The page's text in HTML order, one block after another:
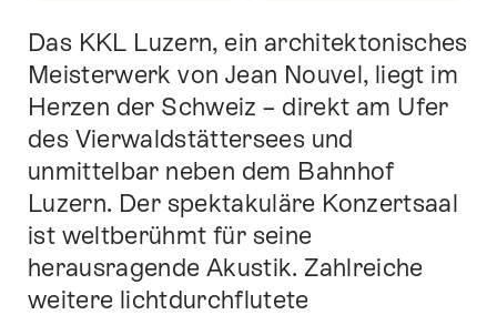
Karte
öffnen
Kontakt
öffnen
Einleitung
Das KKL Luzern, ein architektonisches
Meisterwerk von Jean Nouvel, liegt im
Herzen der Schweiz – direkt am Ufer
des Vierwaldstättersees und
unmittelbar neben dem Bahnhof
Luzern. Der spektakuläre Konzertsaal
ist weltberühmt für seine
herausragende Akustik. Zahlreiche
weitere lichtdurchflutete